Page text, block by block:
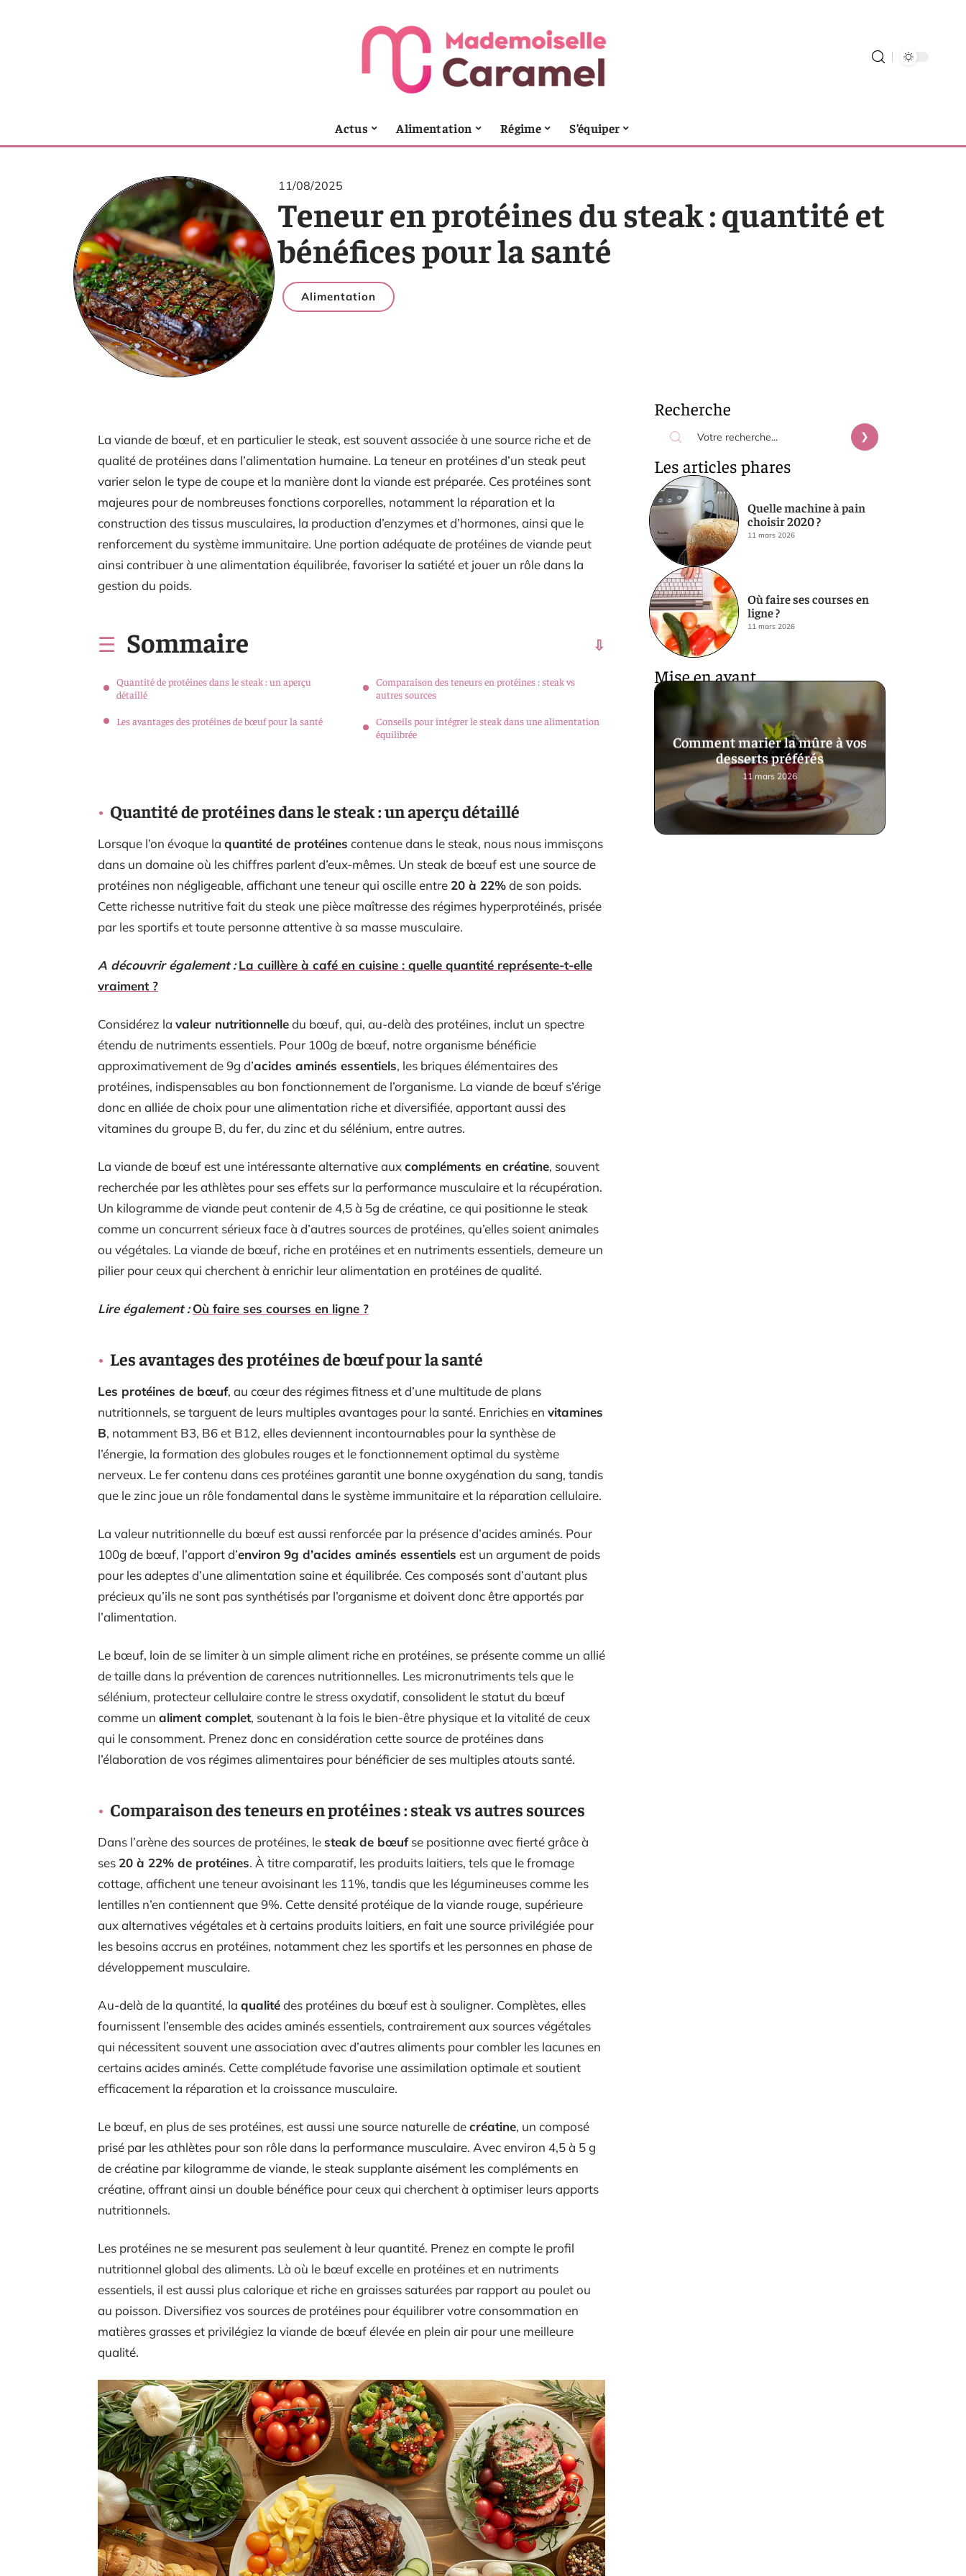
Actus Alimentation Régime S’équiper
11/08/2025
Teneur en protéines du steak : quantité et
bénéfices pour la santé
Alimentation
La viande de bœuf, et en particulier le steak, est souvent associée à une source riche et de
qualité de protéines dans l’alimentation humaine. La teneur en protéines d’un steak peut
varier selon le type de coupe et la manière dont la viande est préparée. Ces protéines sont
majeures pour de nombreuses fonctions corporelles, notamment la réparation et la
construction des tissus musculaires, la production d’enzymes et d’hormones, ainsi que le
renforcement du système immunitaire. Une portion adéquate de protéines de viande peut
ainsi contribuer à une alimentation équilibrée, favoriser la satiété et jouer un rôle dans la
gestion du poids.
Sommaire
Quantité de protéines dans le steak : un aperçu
détaillé
Les avantages des protéines de bœuf pour la santé
Comparaison des teneurs en protéines : steak vs
autres sources
Conseils pour intégrer le steak dans une alimentation
équilibrée
Quantité de protéines dans le steak : un aperçu détaillé
Lorsque l’on évoque la quantité de protéines contenue dans le steak, nous nous immisçons
dans un domaine où les chiffres parlent d’eux-mêmes. Un steak de bœuf est une source de
protéines non négligeable, affichant une teneur qui oscille entre 20 à 22%de son poids.
Cette richesse nutritive fait du steak une pièce maîtresse des régimes hyperprotéinés, prisée
par les sportifs et toute personne attentive à sa masse musculaire.
A découvrir également : La cuillère à café en cuisine : quelle quantité représente-t-elle
vraiment ?
Considérez la valeur nutritionnelledu bœuf, qui, au-delà des protéines, inclut un spectre
étendu de nutriments essentiels. Pour 100g de bœuf, notre organisme bénéficie
approximativement de 9g d’acides aminés essentiels, les briques élémentaires des
protéines, indispensables au bon fonctionnement de l’organisme. La viande de bœuf s’érige
donc en alliée de choix pour une alimentation riche et diversifiée, apportant aussi des
vitamines du groupe B, du fer, du zinc et du sélénium, entre autres.
La viande de bœuf est une intéressante alternative auxcompléments en créatine, souvent
recherchée par les athlètes pour ses effets sur la performance musculaire et la récupération.
Un kilogramme de viande peut contenir de 4,5 à 5g de créatine, ce qui positionne le steak
comme un concurrent sérieux face à d’autres sources de protéines, qu’elles soient animales
ou végétales. La viande de bœuf, riche en protéines et en nutriments essentiels, demeure un
pilier pour ceux qui cherchent à enrichir leur alimentation en protéines de qualité.
Lire également : Où faire ses courses en ligne ?
Les avantages des protéines de bœuf pour la santé
Les protéines de bœuf, au cœur des régimes fitness et d’une multitude de plans
nutritionnels, se targuent de leurs multiples avantages pour la santé. Enrichies en vitamines
B, notamment B3, B6 et B12, elles deviennent incontournables pour la synthèse de
l’énergie, la formation des globules rouges et le fonctionnement optimal du système
nerveux. Le fer contenu dans ces protéines garantit une bonne oxygénation du sang, tandis
que le zinc joue un rôle fondamental dans le système immunitaire et la réparation cellulaire.
La valeur nutritionnelle du bœuf est aussi renforcée par la présence d’acides aminés. Pour
100g de bœuf, l’apport d’environ 9g d’acides aminés essentiels est un argument de poids
pour les adeptes d’une alimentation saine et équilibrée. Ces composés sont d’autant plus
précieux qu’ils ne sont pas synthétisés par l’organisme et doivent donc être apportés par
l’alimentation.
Le bœuf, loin de se limiter à un simple aliment riche en protéines, se présente comme un allié
de taille dans la prévention de carences nutritionnelles. Les micronutriments tels que le
sélénium, protecteur cellulaire contre le stress oxydatif, consolident le statut du bœuf
comme un aliment complet, soutenant à la fois le bien-être physique et la vitalité de ceux
qui le consomment. Prenez donc en considération cette source de protéines dans
l’élaboration de vos régimes alimentaires pour bénéficier de ses multiples atouts santé.
Comparaison des teneurs en protéines : steak vs autres sources
Dans l’arène des sources de protéines, lesteak de bœufse positionne avec fierté grâce à
ses 20 à 22% de protéines. À titre comparatif, les produits laitiers, tels que le fromage
cottage, affichent une teneur avoisinant les 11%, tandis que les légumineuses comme les
lentilles n’en contiennent que 9%. Cette densité protéique de la viande rouge, supérieure
aux alternatives végétales et à certains produits laitiers, en fait une source privilégiée pour
les besoins accrus en protéines, notamment chez les sportifs et les personnes en phase de
développement musculaire.
Au-delà de la quantité, la qualitédes protéines du bœuf est à souligner. Complètes, elles
fournissent l’ensemble des acides aminés essentiels, contrairement aux sources végétales
qui nécessitent souvent une association avec d’autres aliments pour combler les lacunes en
certains acides aminés. Cette complétude favorise une assimilation optimale et soutient
efficacement la réparation et la croissance musculaire.
Le bœuf, en plus de ses protéines, est aussi une source naturelle decréatine, un composé
prisé par les athlètes pour son rôle dans la performance musculaire. Avec environ 4,5 à 5 g
de créatine par kilogramme de viande, le steak supplante aisément les compléments en
créatine, offrant ainsi un double bénéfice pour ceux qui cherchent à optimiser leurs apports
nutritionnels.
Les protéines ne se mesurent pas seulement à leur quantité. Prenez en compte le profil
nutritionnel global des aliments. Là où le bœuf excelle en protéines et en nutriments
essentiels, il est aussi plus calorique et riche en graisses saturées par rapport au poulet ou
au poisson. Diversifiez vos sources de protéines pour équilibrer votre consommation en
matières grasses et privilégiez la viande de bœuf élevée en plein air pour une meilleure
qualité.
Recherche
Les articles phares
Quelle machine à pain
choisir 2020 ?
11 mars 2026
Où faire ses courses en
ligne ?
11 mars 2026
Mise en avant
Comment marier la mûre à vos
desserts préférés
11 mars 2026